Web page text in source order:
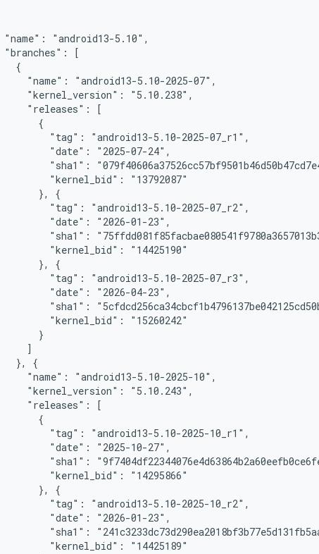
"name": "android13-5.10",
"branches": [
{
"name": "android13-5.10-2025-07",
"kernel_version": "5.10.238",
"releases": [
{
"tag": "android13-5.10-2025-07_r1",
"date": "2025-07-24",
"sha1":
"kernel_bid": "13792087"
}, {
"tag": "android13-5.10-2025-07_r2",
"date": "2026-01-23",
"sha1":
"kernel_bid": "14425190"
}, {
"tag": "android13-5.10-2025-07_r3",
"date": "2026-04-23",
"sha1":
"kernel_bid": "15260242"
}
]
}, {
"name": "android13-5.10-2025-10",
"kernel_version": "5.10.243",
"releases": [
{
"tag": "android13-5.10-2025-10_r1",
"date": "2025-10-27",
"sha1":
"kernel_bid": "14295866"
}, {
"tag": "android13-5.10-2025-10_r2",
"date": "2026-01-23",
"sha1":
"kernel_bid": "14425189"